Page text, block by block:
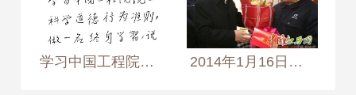
1959年1月1日
参与强5的研制工作，担任总体组组
长。
学习中国工程院院士科学道德行为准则，做一名终身学习，说真话办实事的科技人员。 2004年6月17日， 摄于南昌洪都航空工业集团公司第八研究所办公室 摄影师：侯艺兵、王生生 2014年1月16日，江西省委书记强卫登门看望慰问石屏院士（右）。